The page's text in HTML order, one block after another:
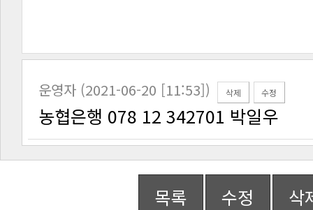
운영자 (2021-06-20 [11:53]) 삭제 수정
농협은행 078 12 342701 박일우
목록 수정 삭